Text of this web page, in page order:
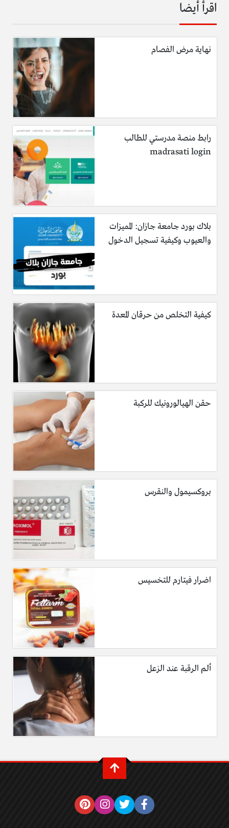
اقرأ أيضا
نهاية مرض الفصام
رابط منصة مدرستي للطالب
madrasati login
بلاك بورد جامعة جازان: المميزات
والعيوب وكيفية تسجيل الدخول
كيفية التخلص من حرقان المعدة
حقن الهيالورونيك للركبة
بروكسيمول والنقرس
اضرار فيتارم للتخسيس
ألم الرقبة عند الزعل